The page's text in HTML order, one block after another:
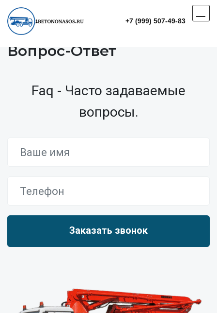
+7 (999) 507-49-83
Вопрос-Ответ
Faq - Часто задаваемые
вопросы.